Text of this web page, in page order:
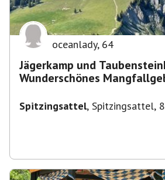
oceanlady, 64
Jägerkamp und
Wunderschönes
Spitzingsattel, Spitzingsattel,